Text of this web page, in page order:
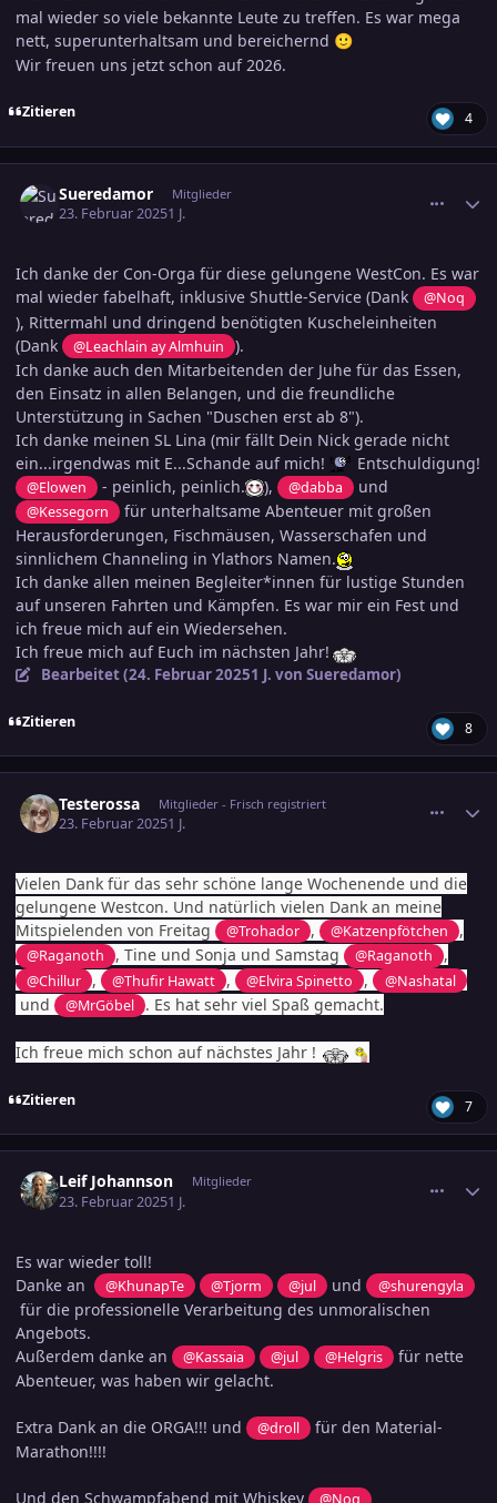
mal wieder so viele bekannte Leute zu treffen. Es war mega
nett, superunterhaltsam und bereichernd 🙂
Wir freuen uns jetzt schon auf 2026.
Zitieren 4
Sueredamor Mitglieder
23. Februar 20251 J.
Ich danke der Con-Orga für diese gelungene WestCon. Es war
mal wieder fabelhaft, inklusive Shuttle-Service (Dank
@Noq
), Rittermahl und dringend benötigten Kuscheleinheiten
(Dank
@Leachlain ay Almhuin
).
Ich danke auch den Mitarbeitenden der Juhe für das Essen,
den Einsatz in allen Belangen, und die freundliche
Unterstützung in Sachen "Duschen erst ab 8").
Ich danke meinen SL Lina (mir fällt Dein Nick gerade nicht
ein...irgendwas mit E...Schande auf mich!
Entschuldigung!
@Elowen - peinlich, peinlich. ), @dabba und
@Kessegorn
für unterhaltsame Abenteuer mit großen
Herausforderungen, Fischmäusen, Wasserschafen und
sinnlichem Channeling in Ylathors Namen.
Ich danke allen meinen Begleiter*innen für lustige Stunden
auf unseren Fahrten und Kämpfen. Es war mir ein Fest und
ich freue mich auf ein Wiedersehen.
Ich freue mich auf Euch im nächsten Jahr!
Bearbeitet (24. Februar 20251 J. von Sueredamor)
Zitieren 8
Testerossa Mitglieder - Frisch registriert
23. Februar 20251 J.
Vielen Dank für das sehr schöne lange Wochenende und die
gelungene Westcon. Und natürlich vielen Dank an meine
Mitspielenden von Freitag
@Trohador , @Katzenpfötchen ,
@Raganoth , Tine und Sonja und Samstag @Raganoth ,
@Chillur , @Thufir Hawatt , @Elvira Spinetto , @Nashatal
und @MrGöbel . Es hat sehr viel Spaß gemacht.
Ich freue mich schon auf nächstes Jahr !
Zitieren 7
Leif Johannson Mitglieder
23. Februar 20251 J.
Es war wieder toll!
Danke an
@KhunapTe @Tjorm @jul und @shurengyla
für die professionelle Verarbeitung des unmoralischen
Angebots.
Außerdem danke an
@Kassaia @jul @Helgris
für nette
Abenteuer, was haben wir gelacht.
Extra Dank an die ORGA!!! und @droll
für den Material-
Marathon!!!!
Und den Schwampfabend mit Whiskey